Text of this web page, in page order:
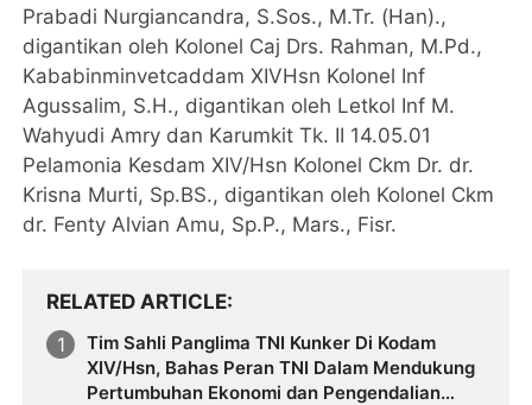
Prabadi Nurgiancandra, S.Sos., M.Tr. (Han).,
digantikan oleh Kolonel Caj Drs. Rahman, M.Pd.,
Kababinminvetcaddam XIVHsn Kolonel Inf
Agussalim, S.H., digantikan oleh Letkol Inf M.
Wahyudi Amry dan Karumkit Tk. II 14.05.01
Pelamonia Kesdam XIV/Hsn Kolonel Ckm Dr. dr.
Krisna Murti, Sp.BS., digantikan oleh Kolonel Ckm
dr. Fenty Alvian Amu, Sp.P., Mars., Fisr.
RELATED ARTICLE
Tim Sahli Panglima TNI Kunker Di Kodam
XIV/Hsn, Bahas Peran TNI Dalam Mendukung
Pertumbuhan Ekonomi dan Pengendalian